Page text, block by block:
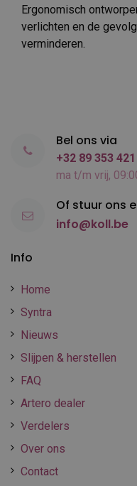
Ergonomisch
verlichten en de
verminderen.
Info
Home
Syntra
Nieuws
Slijpen & herstellen
FAQ
Artero dealer
Verdelers
Over ons
Contact
Bel ons via
+32 89 353 421
ma t/m vrij,
Of stuur ons
info@koll.be